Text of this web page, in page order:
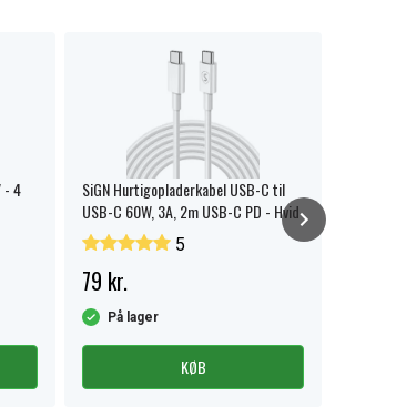
- 4
SiGN Hurtigopladerkabel USB-C til
USB-C 60W, 3A, 2m USB-C PD - Hvid
5
79 kr.
På lager
KØB